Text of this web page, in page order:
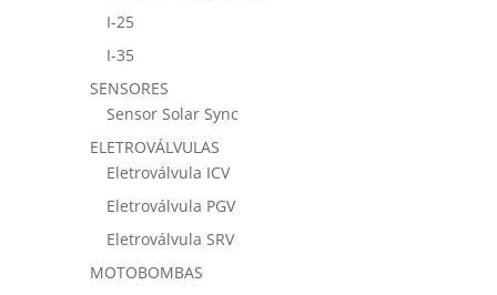
I-25
I-35
SENSORES
Sensor Solar Sync
ELETROVÁLVULAS
Eletroválvula ICV
Eletroválvula PGV
Eletroválvula SRV
MOTOBOMBAS